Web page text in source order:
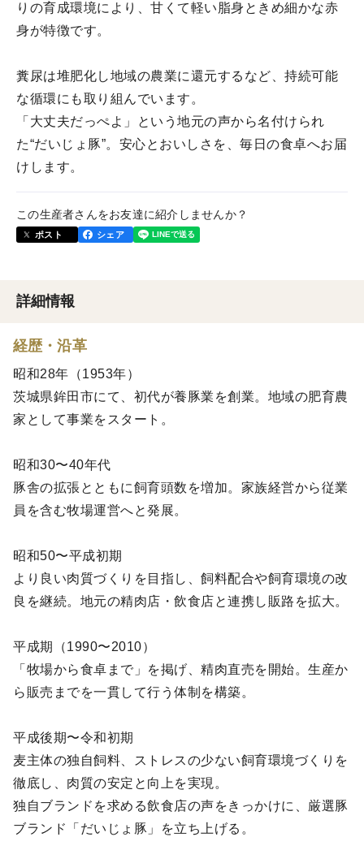
りの育成環境により、甘くて軽い脂身ときめ細かな赤
身が特徴です。
糞尿は堆肥化し地域の農業に還元するなど、持続可能
な循環にも取り組んでいます。
「大丈夫だっぺよ」という地元の声から名付けられ
た“だいじょ豚”。安心とおいしさを、毎日の食卓へお届
けします。
この生産者さんをお友達に紹介しませんか？
ポスト シェア
詳細情報
経歴・沿革
昭和28年（1953年）
茨城県鉾田市にて、初代が養豚業を創業。地域の肥育農
家として事業をスタート。
昭和30〜40年代
豚舎の拡張とともに飼育頭数を増加。家族経営から従業
員を含む牧場運営へと発展。
昭和50〜平成初期
より良い肉質づくりを目指し、飼料配合や飼育環境の改
良を継続。地元の精肉店・飲食店と連携し販路を拡大。
平成期（1990〜2010）
「牧場から食卓まで」を掲げ、精肉直売を開始。生産か
ら販売までを一貫して行う体制を構築。
平成後期〜令和初期
麦主体の独自飼料、ストレスの少ない飼育環境づくりを
徹底し、肉質の安定と向上を実現。
独自ブランドを求める飲食店の声をきっかけに、厳選豚
ブランド「だいじょ豚」を立ち上げる。